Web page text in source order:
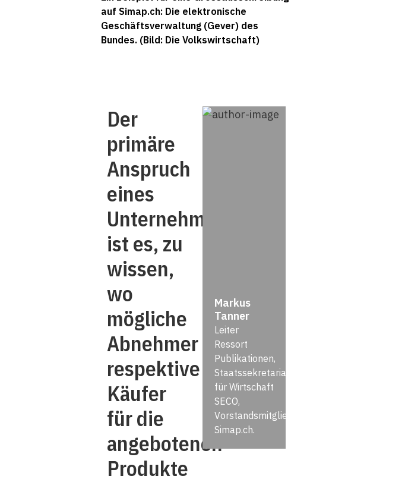
auf Simap.ch: Die elektronische
Geschäftsverwaltung (Gever) des
Bundes. (Bild: Die Volkswirtschaft)
Der
primäre
Anspruch
eines
Unternehmens
ist es, zu
wissen,
wo
mögliche
Abnehmer
respektive
Käufer
für die
angebotenen
Produkte
Markus
Tanner
Leiter
Ressort
Publikationen,
Staatssekretariat
für Wirtschaft
SECO,
Vorstandsmitglied
Simap.ch.